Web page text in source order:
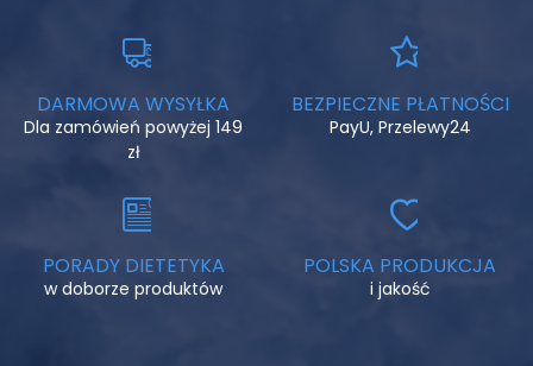
DARMOWA WYSYŁKA
Dla zamówień powyżej 149
zł
BEZPIECZNE PŁATNOŚCI
PayU, Przelewy24
PORADY DIETETYKA
w doborze produktów
POLSKA PRODUKCJA
i jakość